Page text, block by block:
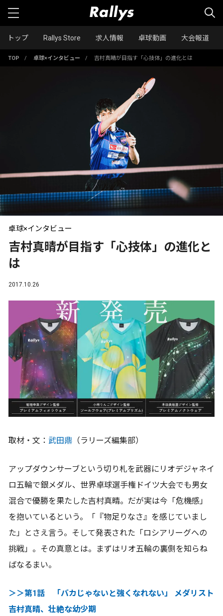
トップ Rallys Store 求人情報 卓球動画 大会報道
TOP / 卓球×インタビュー / 吉村真晴が目指す「心技体」の進化とは
卓球×インタビュー
吉村真晴が目指す「心技体」の進化と
は
2017.10.26
取材・文： 武田鼎 （ラリーズ編集部）
アップダウンサーブという切り札を武器にリオデジャネイ
ロ五輪で銀メダル、世界卓球選手権ドイツ大会でも男女
混合で優勝を果たした吉村真晴。だが実は今「危機感」
を抱いているという。「『物足りなさ』を感じていまし
た」とさえ言う。そして発表された「ロシアリーグへの
挑戦」。その真意とは。まずはリオ五輪の裏側を知らね
ばなるまい。
＞＞第1話 「バカじゃないと強くなれない」 メダリスト
吉村真晴、壮絶な幼少期